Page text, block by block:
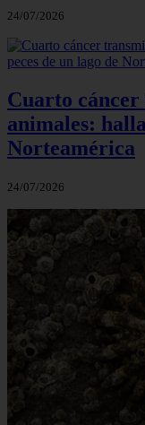
24/07/2026
Cuarto
animales:
Norteamérica
24/07/2026